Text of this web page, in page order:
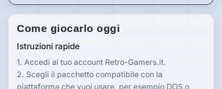
Come giocarlo oggi
Istruzioni rapide
1. Accedi al tuo account Retro-Gamers.it.
2. Scegli il pacchetto compatibile con la
piattaforma che vuoi usare, per esempio DOS o